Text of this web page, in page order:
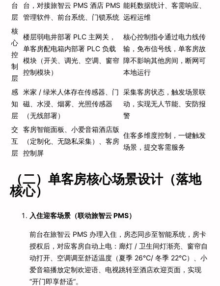
台
层
台，对接旅智云 PMS 酒店 PMS
管理软件、前台系统、门锁系统
能耗数据统计、客需响应、
远程运维
核
心
控
制
层
楼层弱电井部署 PLC 主网关，
单客房配电箱内部署 PLC 负载
模块（开关、调光、空调、窗帘
控制模块）
核心控制指令通过电力线传
输，免布信号线，单客房故
障不影响其他房间，断网可
本地运行
感
知
层
米家 / 绿米人体存在传感器、门
磁、水浸、烟雾、光照传感器
（无线部署）
采集客房状态，触发场景联
动，实现无人节能、安防报
警
交
互
层
客房智能面板、小爱音箱酒店版
（定制化、无隐私采集）、客房
控制屏
住客多维度控制，一键触发
场景，提交客需服务
（二）单客房核心场景设计（落地
核心）
入住迎客场景（联动旅智云 PMS）
前台在旅智云 PMS 办理入住，房态同步至智能系统，房卡
授权后，对应客房自动上电：廊灯 / 卫生间灯渐亮、窗帘自
动打开、空调调至舒适温度（夏季 26℃/ 冬季 22℃）、小
爱音箱播放定制欢迎语、电视跳转至酒店欢迎页面，实现
“开门即享舒适”。